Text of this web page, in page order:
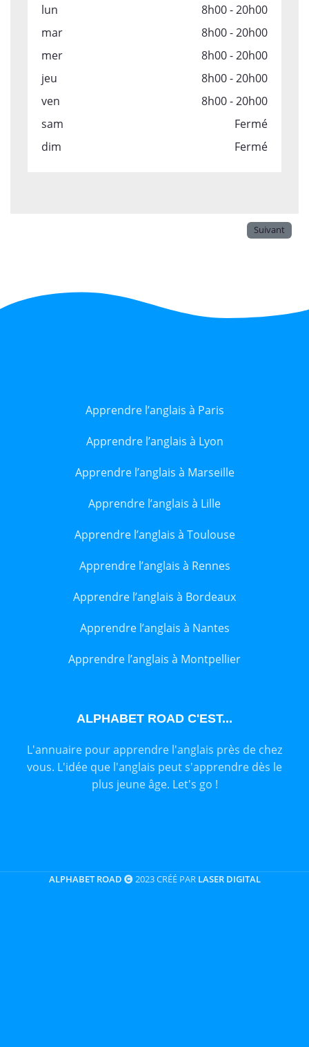
lun
8h00 - 20h00
mar
8h00 - 20h00
mer
8h00 - 20h00
jeu
8h00 - 20h00
ven
8h00 - 20h00
sam
Fermé
dim
Fermé
Suivant
Apprendre l’anglais à Paris
Apprendre l’anglais à Lyon
Apprendre l’anglais à Marseille
Apprendre l’anglais à Lille
Apprendre l’anglais à Toulouse
Apprendre l’anglais à Rennes
Apprendre l’anglais à Bordeaux
Apprendre l’anglais à Nantes
Apprendre l’anglais à Montpellier
ALPHABET ROAD C'EST...
L'annuaire pour apprendre l'anglais près de chez
vous. L'idée que l'anglais peut s'apprendre dès le
plus jeune âge. Let's go !
ALPHABET ROAD 2023 CRÉÉ PAR LASER DIGITAL